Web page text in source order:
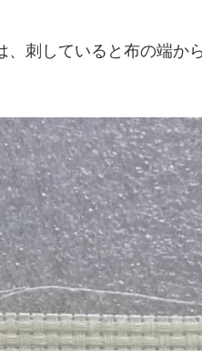
刺していると布の端か